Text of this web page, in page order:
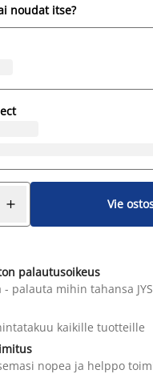
noudat itse?
Vie
palautusoikeus
- palauta mihin tahansa
kaikille tuotteille
nopea ja helppo